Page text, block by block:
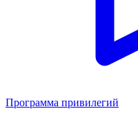
Программа привилегий